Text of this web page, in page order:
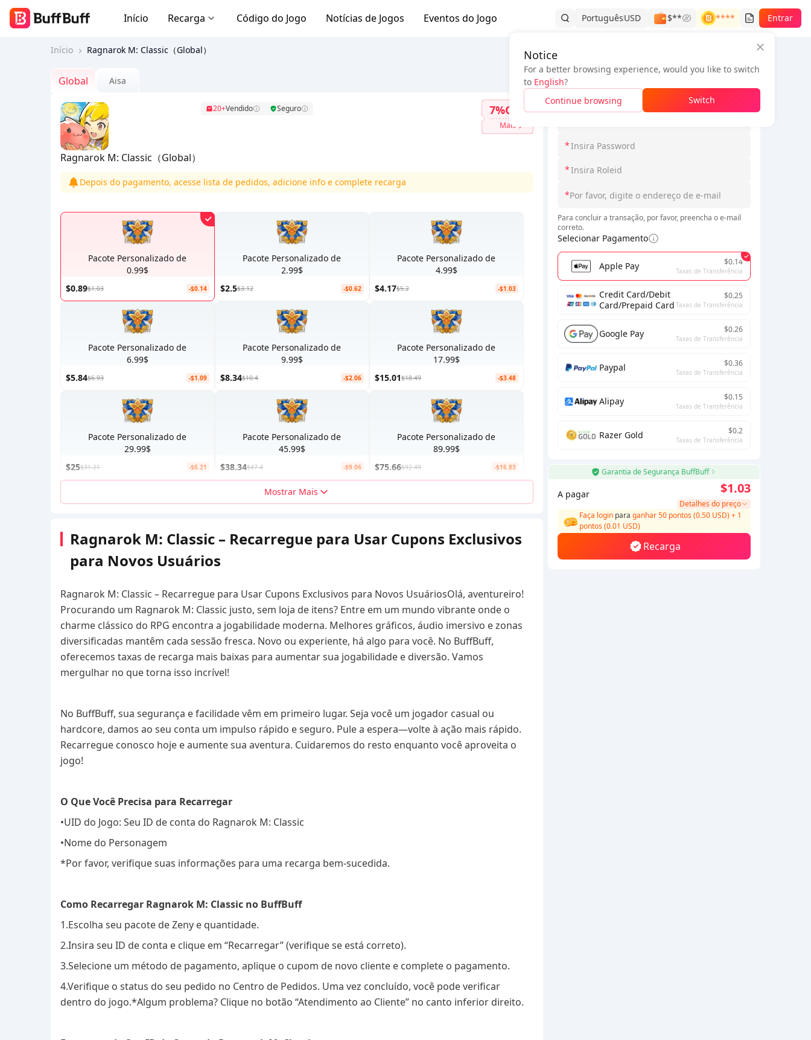
Início Recarga Código do Jogo Notícias de Jogos Eventos do Jogo PortuguêsUSD $** **** Entrar
Início Ragnarok M: Classic（Global）
Informações do pedido
*Selecione Loginmodel
*
*
*
Para concluir a transação, por favor, preencha o e-mail
correto.
Selecionar Pagamento
Apple Pay $0.14
Taxas de Transferência
Credit Card/Debit
Card/Prepaid Card
$0.25
Taxas de Transferência
Google Pay $0.26
Taxas de Transferência
Paypal $0.36
Taxas de Transferência
Alipay $0.15
Taxas de Transferência
Razer Gold $0.2
Taxas de Transferência
Garantia de Segurança BuffBuff
A pagar
Detalhes do preço
$1.03
Faça login para ganhar 50 pontos (0.50 USD)+ 1
pontos (0.01 USD)
Recarga
Global Aisa
Ragnarok M: Classic（Global）
20+Vendido Seguro 7%OFF
Mais
Depois do pagamento, acesse lista de pedidos, adicione info e complete recarga
Pacote Personalizado de
0.99$
$0.89$1.03 -$0.14
Pacote Personalizado de
2.99$
$2.5$3.12 -$0.62
Pacote Personalizado de
4.99$
$4.17$5.2 -$1.03
Pacote Personalizado de
6.99$
$5.84$6.93 -$1.09
Pacote Personalizado de
9.99$
$8.34$10.4 -$2.06
Pacote Personalizado de
17.99$
$15.01$18.49 -$3.48
Pacote Personalizado de
29.99$
$25$31.21 -$6.21
Pacote Personalizado de
45.99$
$38.34$47.4 -$9.06
Pacote Personalizado de
89.99$
$75.66$92.49 -$16.83
Mostrar Mais
Ragnarok M: Classic – Recarregue para Usar Cupons Exclusivos
para Novos Usuários
Ragnarok M: Classic – Recarregue para Usar Cupons Exclusivos para Novos UsuáriosOlá, aventureiro!
Procurando um Ragnarok M: Classic justo, sem loja de itens? Entre em um mundo vibrante onde o
charme clássico do RPG encontra a jogabilidade moderna. Melhores gráficos, áudio imersivo e zonas
diversificadas mantêm cada sessão fresca. Novo ou experiente, há algo para você. No BuffBuff,
oferecemos taxas de recarga mais baixas para aumentar sua jogabilidade e diversão. Vamos
mergulhar no que torna isso incrível!
No BuffBuff, sua segurança e facilidade vêm em primeiro lugar. Seja você um jogador casual ou
hardcore, damos ao seu conta um impulso rápido e seguro. Pule a espera—volte à ação mais rápido.
Recarregue conosco hoje e aumente sua aventura. Cuidaremos do resto enquanto você aproveita o
jogo!
O Que Você Precisa para Recarregar
•UID do Jogo: Seu ID de conta do Ragnarok M: Classic
•Nome do Personagem
*Por favor, verifique suas informações para uma recarga bem-sucedida.
Como Recarregar Ragnarok M: Classic no BuffBuff
1.Escolha seu pacote de Zeny e quantidade.
2.Insira seu ID de conta e clique em “Recarregar” (verifique se está correto).
3.Selecione um método de pagamento, aplique o cupom de novo cliente e complete o pagamento.
4.Verifique o status do seu pedido no Centro de Pedidos. Uma vez concluído, você pode verificar
dentro do jogo.*Algum problema? Clique no botão “Atendimento ao Cliente” no canto inferior direito.
Notice
For a better browsing experience, would you like to switch
to English?
Continue browsing
Switch